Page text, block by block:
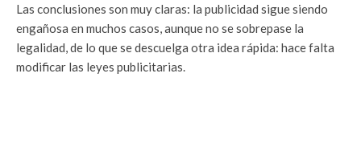
Las conclusiones son muy claras: la publicidad sigue siendo
engañosa en muchos casos, aunque no se sobrepase la
legalidad, de lo que se descuelga otra idea rápida: hace falta
modificar las leyes publicitarias.